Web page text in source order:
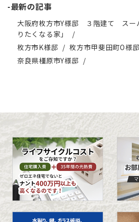
-最新の記事
大阪府枚方市Y様邸 ３階建て スー
りたくなる家」
枚方市K様邸
枚方市甲斐田町O様邸
奈良県橿原市Y様邸